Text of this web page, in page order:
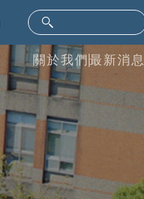
關於我們 最新消息